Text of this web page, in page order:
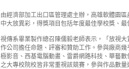
由經濟部加工出口區管理處主辦，高雄軟體園
中大放異彩，得獎項目包括年度最佳學校獎、
視傳系畢業製作總召陳儒毅老師表示，「放視
作公司擔任命題、評審和贊助工作。參與廠商
極影音、西基電腦動畫、雷爵網路科技、華藝
之大專校院校皆非常重視該競賽，參與作品數